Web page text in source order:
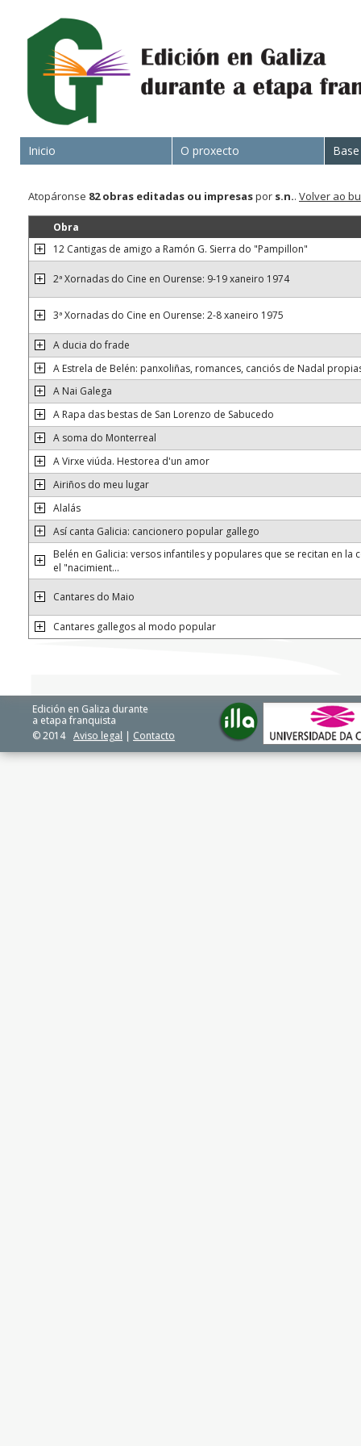
Inicio O proxecto
Atopáronse 82 obras editadas ou impresaspor s.n.. Volver ao
Obra
12 Cantigas de amigo a Ramón G. Sierra do "Pampillon"
2ª Xornadas do Cine en Ourense: 9-19 xaneiro 1974
3ª Xornadas do Cine en Ourense: 2-8 xaneiro 1975
A ducia do frade
A Estrela de Belén: panxoliñas, romances, canciós de Nadal
A Nai Galega
A Rapa das bestas de San Lorenzo de Sabucedo
A soma do Monterreal
A Virxe viúda. Hestorea d'un amor
Airiños do meu lugar
Alalás
Así canta Galicia: cancionero popular gallego
Belén en Galicia: versos infantiles y populares que se recitan en la
el "nacimient...
Cantares do Maio
Cantares gallegos al modo popular
Edición en Galiza durante
a etapa franquista
© 2014 Aviso legal | Contacto